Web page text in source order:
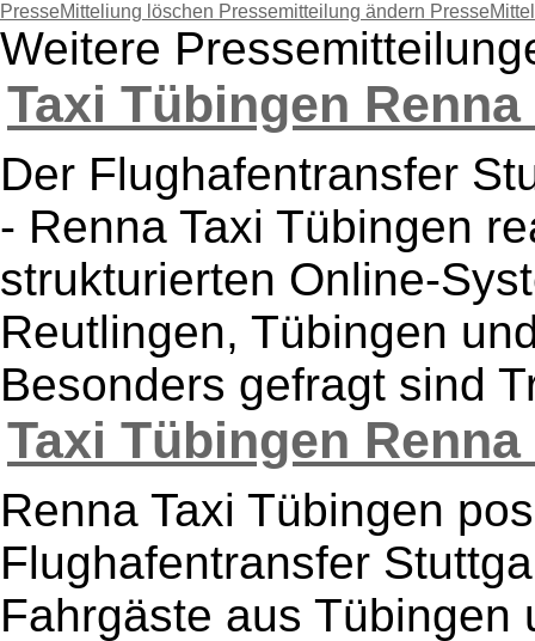
PresseMitteliung löschen Pressemitteilung ändern
Weitere
Taxi Tübingen
Der Flughafentransfer
- Renna Taxi Tübingen
strukturierten Online-
Reutlingen, Tübingen
Besonders gefragt sind
Taxi Tübingen
Renna Taxi Tübingen
Flughafentransfer
Fahrgäste aus Tübingen